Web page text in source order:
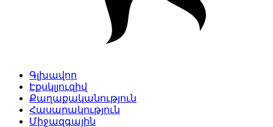
Գլխավոր
Էքսկլյուզիվ
Քաղաքականություն
Հասարակություն
Միջազգային